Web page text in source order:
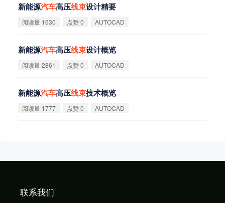
新能源汽车高压线束设计精要
阅读量 1630 点赞 0 AUTOCAD
新能源汽车高压线束设计概览
阅读量 2861 点赞 0 AUTOCAD
新能源汽车高压线束技术概览
阅读量 1777 点赞 0 AUTOCAD
联系我们